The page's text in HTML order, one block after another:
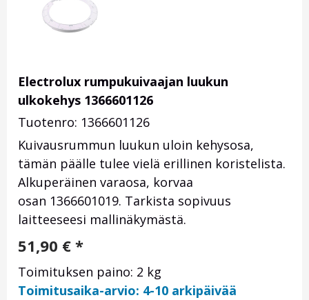
Electrolux rumpukuivaajan luukun
ulkokehys 1366601126
Tuotenro: 1366601126
Kuivausrummun luukun uloin kehysosa,
tämän päälle tulee vielä erillinen koristelista.
Alkuperäinen varaosa, korvaa
osan 1366601019. Tarkista sopivuus
laitteeseesi mallinäkymästä.
51,90 € *
Toimituksen paino: 2 kg
Toimitusaika-arvio: 4-10 arkipäivää